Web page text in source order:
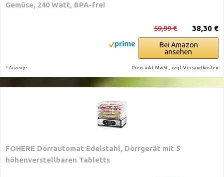
Gemüse, 240 Watt, BPA-frei
38,30 €
59,99 €
Bei Amazon
ansehen
* Anzeige Preis inkl. MwSt., zzgl. Versandkosten
FOHERE Dörrautomat Edelstahl, Dörrgerät mit 5
höhenverstellbaren Tabletts